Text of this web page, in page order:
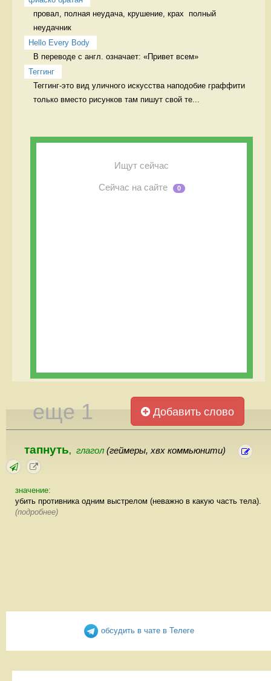
провал, полная неудача, крушение, крах  полный
неудачник
Hello Every Body
В переводе с англ. означает: «Привет всем»
Теггинг
Теггинг-это вид уличного искусства наподобие граффити
только вместо рисунков там пишут свой те...
Ищут сейчас
Сейчас на сайте 0
еще 1 Добавить слово
тапнуть, глагол (геймеры, хвх коммьюнити)
значение:
убить противника одним выстрелом (неважно в какую часть тела).
(подробнее)
обсудить в чате в Телеге